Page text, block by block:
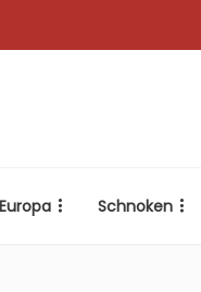
Europa Schnoken